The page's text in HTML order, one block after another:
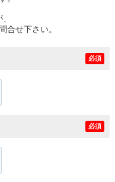
合せ下さい。
必須
必須